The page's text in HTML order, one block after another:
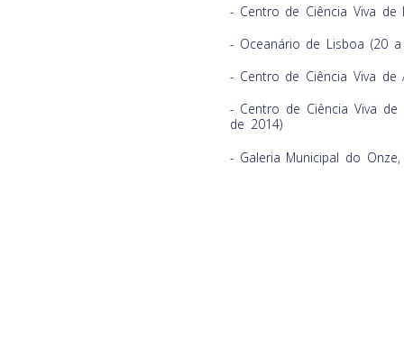
- Centro de Ciência Viva
- Oceanário de Lisboa (20
- Centro de Ciência Viva de
- Centro de Ciência Viva
de 2014)
- Galeria Municipal do